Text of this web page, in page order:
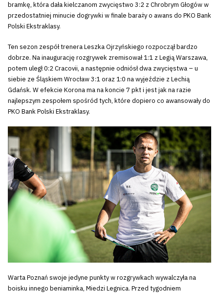
bramkę, która dała kielczanom zwycięstwo 3:2 z Chrobrym Głogów w
przedostatniej minucie dogrywki w finale baraży o awans do PKO Bank
Polski Ekstraklasy.
Ten sezon zespół trenera Leszka Ojrzyńskiego rozpoczął bardzo
dobrze. Na inaugurację rozgrywek zremisował 1:1 z Legią Warszawa,
potem uległ 0:2 Cracovii, a następnie odniósł dwa zwycięstwa – u
siebie ze Śląskiem Wrocław 3:1 oraz 1:0 na wyjeździe z Lechią
Gdańsk. W efekcie Korona ma na koncie 7 pkt i jest jak na razie
najlepszym zespołem spośród tych, które dopiero co awansowały do
PKO Bank Polski Ekstraklasy.
Warta Poznań swoje jedyne punkty w rozgrywkach wywalczyła na
boisku innego beniaminka, Miedzi Legnica. Przed tygodniem